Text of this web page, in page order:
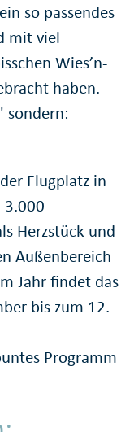
so passendes
mit viel
Wies’n-
haben.
sondern:
Flugplatz in
3.000
Herzstück und
Außenbereich
Jahr findet das
bis zum 12.
Programm